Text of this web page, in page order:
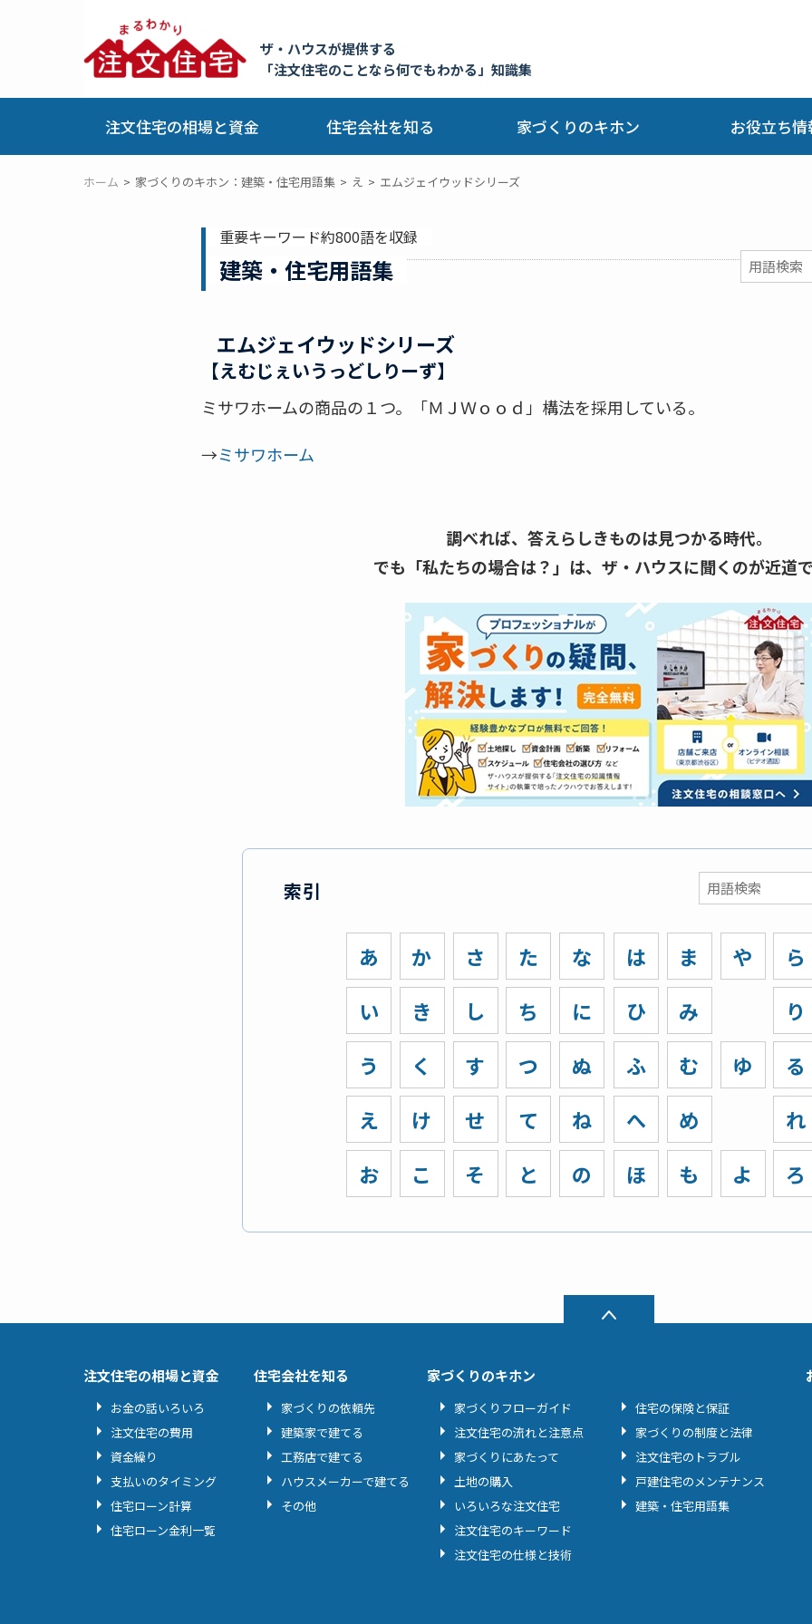
ザ・ハウスが提供する
「注文住宅のことなら何でもわかる」知識集
注文住宅の相場と資金 住宅会社を知る 家づくりのキホン お役立ち情
ホーム 家づくりのキホン：建築・住宅用語集 え エムジェイウッドシリーズ
重要キーワード約800語を収録
建築・住宅用語集
エムジェイウッドシリーズ
【えむじぇいうっどしりーず】
ミサワホームの商品の１つ。「ＭＪＷｏｏｄ」構法を採用している。
→ミサワホーム
調べれば、答えらしきものは見つかる時代。
でも「私たちの場合は？」は、 ザ・ハウスに聞くのが近道
索引
あ
い
う
え
お
か
き
く
け
こ
さ
し
す
せ
そ
た
ち
つ
て
と
な
に
ぬ
ね
の
は
ひ
ふ
へ
ほ
ま
み
む
め
も
や
ゆ
よ
ら
り
る
れ
ろ
注文住宅の相場と資金
お金の話いろいろ
注文住宅の費用
資金繰り
支払いのタイミング
住宅ローン計算
住宅ローン金利一覧
住宅会社を知る
家づくりの依頼先
建築家で建てる
工務店で建てる
ハウスメーカーで建てる
その他
家づくりのキホン
家づくりフローガイド
注文住宅の流れと注意点
家づくりにあたって
土地の購入
いろいろな注文住宅
注文住宅のキーワード
注文住宅の仕様と技術
住宅の保険と保証
家づくりの制度と法律
注文住宅のトラブル
戸建住宅のメンテナンス
建築・住宅用語集